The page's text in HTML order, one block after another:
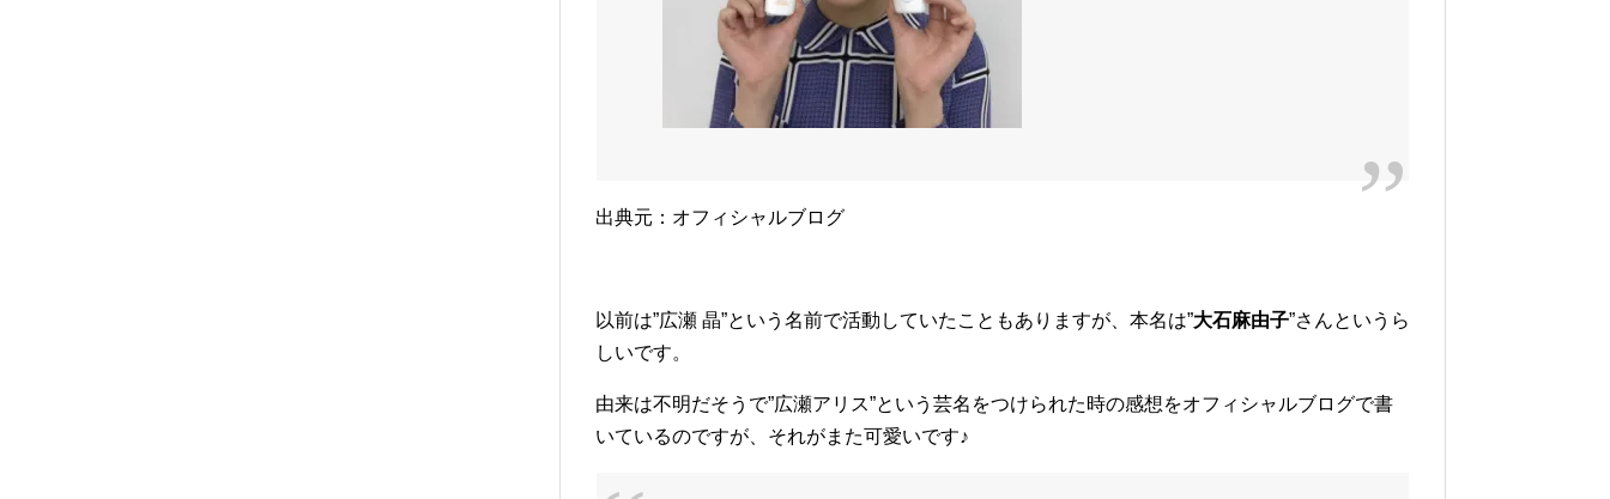
出典元：オフィシャルブログ
以前は”広瀬 晶”という名前で活動していたこともありますが、本名は”大石麻由子”さんというら
しいです。
由来は不明だそうで”広瀬アリス”という芸名をつけられた時の感想をオフィシャルブログで書
いているのですが、それがまた可愛いです♪